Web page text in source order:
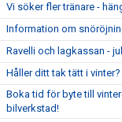
Vi söker fler tränare -
Information om
Ravelli och lagkassan -
Håller ditt tak tätt i vinter?
Boka tid för byte till
bilverkstad!